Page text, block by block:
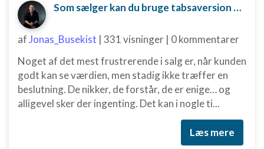
Som sælger kan du bruge tabsaversion til at skubbe kunden mod en beslutning.
afJonas_Busekist | 331 visninger | 0 kommentarer
Noget af det mest frustrerende i salg er, når kunden
godt kan se værdien, men stadig ikke træffer en
beslutning. De nikker, de forstår, de er enige… og
alligevel sker der ingenting. Det kan i nogle ti...
Læs mere
Udvikle og forbedre tjenester
Bruge begrænsede oplysninger til at vælge
IAB Special Features:
Bruge præcise geografiske
placeringsoplysninger